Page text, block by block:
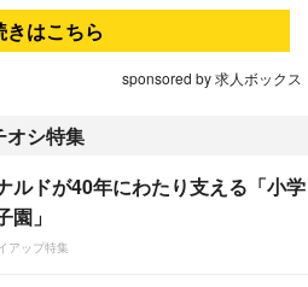
きはこちら
sponsored by 求人ボックス
オシ特集
ルドが40年にわたり支える「小学
園」
アップ特集